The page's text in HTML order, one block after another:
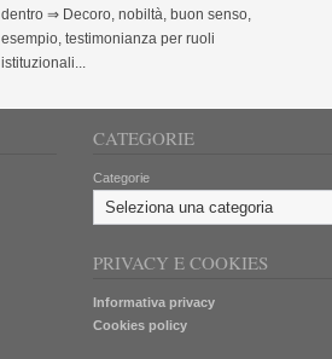
dentro ⇒ Decoro, nobiltà, buon senso,
esempio, testimonianza per ruoli
istituzionali...
CATEGORIE
Categorie
PRIVACY E COOKIES
Informativa privacy
Cookies policy